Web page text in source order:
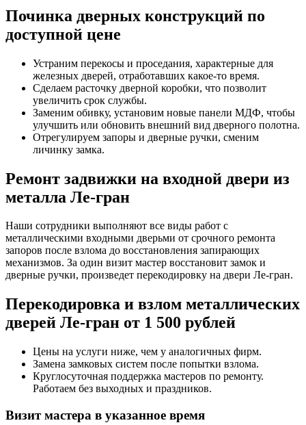
Починка дверных конструкций по
доступной цене
Устраним перекосы и проседания, характерные для
железных дверей, отработавших какое-то время.
Сделаем расточку дверной коробки, что позволит
увеличить срок службы.
Заменим обивку, установим новые панели МДФ, чтобы
улучшить или обновить внешний вид дверного полотна.
Отрегулируем запоры и дверные ручки, сменим
личинку замка.
Ремонт задвижки на входной двери из
металла Ле-гран
Наши сотрудники выполняют все виды работ с
металлическими входными дверьми от срочного ремонта
запоров после взлома до восстановления запирающих
механизмов. За один визит мастер восстановит замок и
дверные ручки, произведет перекодировку на двери Ле-гран.
Перекодировка и взлом металлических
дверей Ле-гран от 1 500 рублей
Цены на услуги ниже, чем у аналогичных фирм.
Замена замковых систем после попытки взлома.
Круглосуточная поддержка мастеров по ремонту.
Работаем без выходных и праздников.
Визит мастера в указанное время